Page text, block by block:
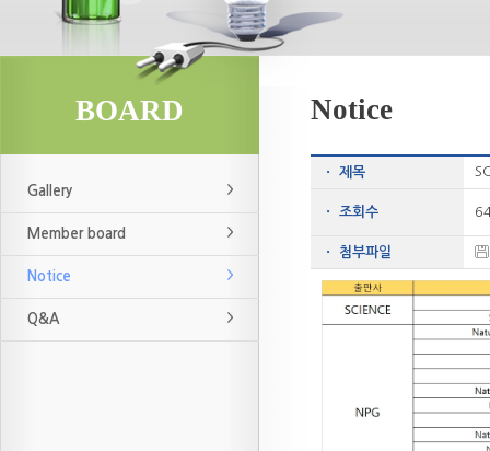
BOARD
Gallery
Member board
Notice
Q&A
Notice
ㆍ 제목
ㆍ 조회수
ㆍ 첨부파일